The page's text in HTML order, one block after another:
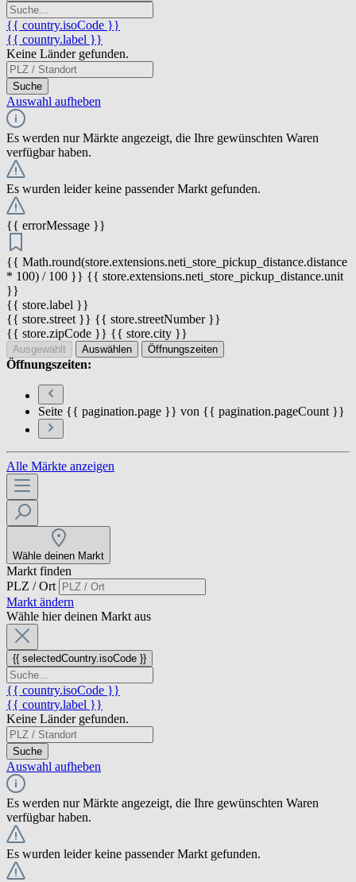
{{ country.isoCode }}
{{ country.label }}
Keine Länder gefunden.
Suche
Auswahl aufheben
Es werden nur Märkte angezeigt, die Ihre gewünschten Waren
verfügbar haben.
Es wurden leider keine passender Markt gefunden.
{{ errorMessage }}
{{ Math.round(store.extensions.neti_store_pickup_distance.distance
* 100) / 100 }} {{ store.extensions.neti_store_pickup_distance.unit
}}
{{ store.label }}
{{ store.street }} {{ store.streetNumber }}
{{ store.zipCode }} {{ store.city }}
Ausgewählt Auswählen Öffnungszeiten
Öffnungszeiten:
Seite {{ pagination.page }} von {{ pagination.pageCount }}
Alle Märkte anzeigen
Wähle deinen Markt
Markt finden
PLZ / Ort
Markt ändern
Wähle hier deinen Markt aus
{{ selectedCountry.isoCode }}
{{ country.isoCode }}
{{ country.label }}
Keine Länder gefunden.
Suche
Auswahl aufheben
Es werden nur Märkte angezeigt, die Ihre gewünschten Waren
verfügbar haben.
Es wurden leider keine passender Markt gefunden.